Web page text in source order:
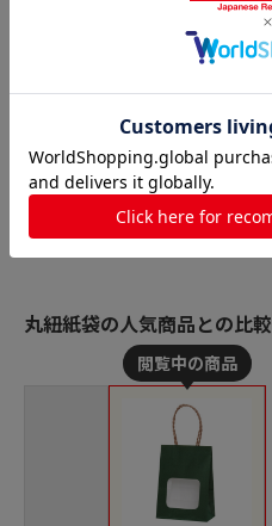
丸紐紙袋の人気商品との比較